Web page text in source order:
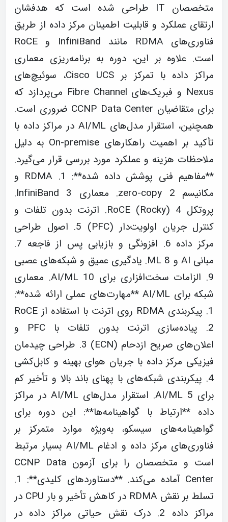
متخصصان IT طراحی شده است که هدفشان
ارتقای عملکرد و قابلیت اطمینان مرکز داده از طریق
فناوری‌های RDMA مانند InfiniBand و RoCE
است. علاوه بر این، دوره به برنامه‌ریزی معماری
مراکز داده با تمرکز بر Cisco UCS، سوئیچ‌های
Nexus و فبریک‌های Fibre Channel می‌پردازد که
برای متقاضیان CCNP Data Center ضروری است.
همچنین، استقرار مدل‌های AI/ML در مراکز داده با
تأکید بر اهمیت راهکارهای On-premise به دلیل
ملاحظات هزینه و عملکرد مورد بررسی قرار می‌گیرد.
**مفاهیم فنی پوشش داده شده**: 1. RDMA و
مکانیسم zero-copy 2. معماری InfiniBand 3.
پروتکل RoCE (Rocky) 4. اترنت بدون تلفات و
کنترل جریان اولویت‌دار (PFC) 5. اصول طراحی
مرکز داده 6. افزونگی و بازیابی پس از فاجعه 7.
مبانی AI و ML 8. یادگیری عمیق و شبکه‌های عصبی
9. الزامات سخت‌افزاری برای AI/ML 10. معماری
شبکه برای AI/ML **مهارت‌های عملی ارائه شده**:
1. پیکربندی RDMA روی اترنت با استفاده از RoCE
2. پیاده‌سازی اترنت بدون تلفات با PFC و
اعلان‌های صریح ازدحام (ECN) 3. طراحی چیدمان
فیزیکی مرکز داده با جریان هوای بهینه و کابل‌کشی
4. پیکربندی شبکه‌های با پهنای باند بالا و تأخیر کم
برای AI/ML 5. استقرار مدل‌های AI/ML در مراکز
داده **ارتباط با گواهینامه‌ها**: این دوره برای
گواهینامه‌های سیسکو، به‌ویژه موارد متمرکز بر
فناوری‌های مرکز داده و ادغام AI/ML بسیار مرتبط
است و متخصصان را برای آزمون CCNP Data
تسلط بر نقش RDMA در کاهش تأخیر و بار CPU در
مراکز داده 2. درک نقش حیاتی مراکز داده در